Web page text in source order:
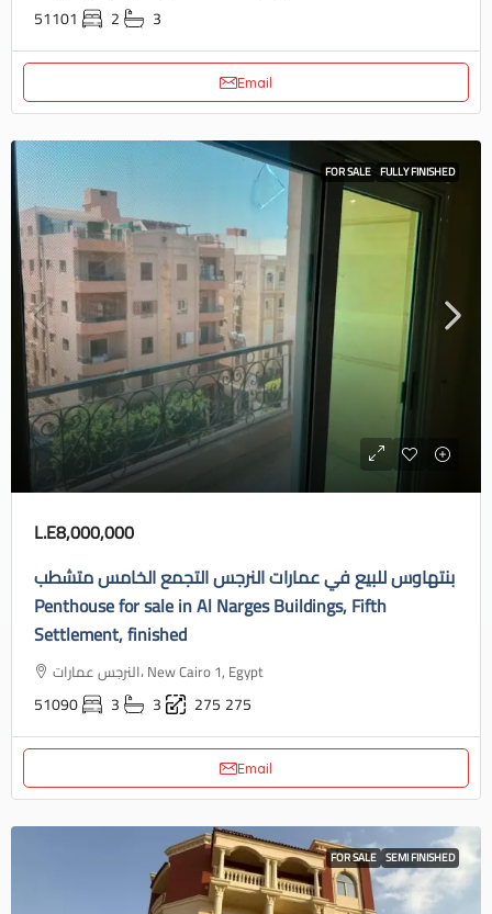
51101 2 3
Email
FOR SALE FULLY FINISHED
L.E8,000,000
بنتهاوس للبيع في عمارات النرجس التجمع الخامس متشطب
Penthouse for sale in Al Narges Buildings, Fifth
Settlement, finished
النرجس عمارات، New Cairo 1, Egypt
51090 3 3 275 275
Email
FOR SALE SEMI FINISHED